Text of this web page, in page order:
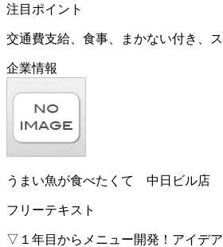
注目ポイント
交通費支給、食事、まかない付き、
企業情報
うまい魚が食べたくて 中日ビル店
フリーテキスト
▽１年目からメニュー開発！アイデア